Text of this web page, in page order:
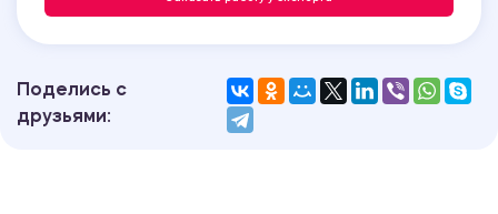
Поделись с
друзьями: